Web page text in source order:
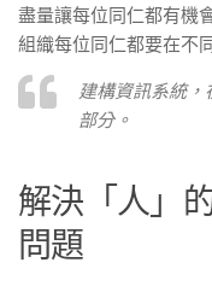
盡量讓每位同仁都有機
組織每位同仁都要在不
建構資訊系統
部分。
解決「人」
問題